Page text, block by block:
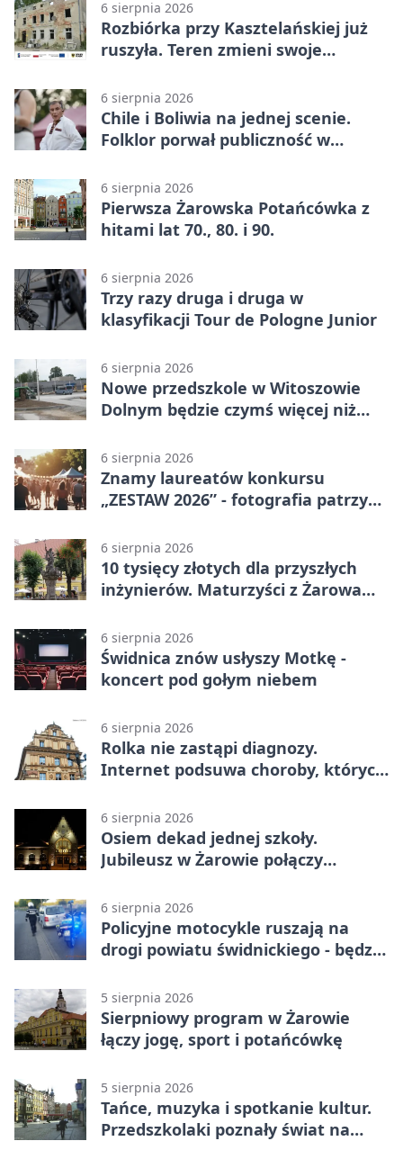
6 sierpnia 2026
Rozbiórka przy Kasztelańskiej już
ruszyła. Teren zmieni swoje
6 sierpnia 2026
Chile i Boliwia na jednej scenie.
Folklor porwał publiczność w
6 sierpnia 2026
Pierwsza Żarowska Potańcówka z
hitami lat 70., 80. i 90.
6 sierpnia 2026
Trzy razy druga i druga w
klasyfikacji Tour de Pologne Junior
6 sierpnia 2026
Nowe przedszkole w Witoszowie
Dolnym będzie czymś więcej niż
6 sierpnia 2026
Znamy laureatów konkursu
„ZESTAW 2026” - fotografia patrzy
6 sierpnia 2026
10 tysięcy złotych dla przyszłych
inżynierów. Maturzyści z Żarowa
6 sierpnia 2026
Świdnica znów usłyszy Motkę -
koncert pod gołym niebem
6 sierpnia 2026
Rolka nie zastąpi diagnozy.
Internet podsuwa choroby, których
6 sierpnia 2026
Osiem dekad jednej szkoły.
Jubileusz w Żarowie połączy
6 sierpnia 2026
Policyjne motocykle ruszają na
drogi powiatu świdnickiego - będzie
5 sierpnia 2026
Sierpniowy program w Żarowie
łączy jogę, sport i potańcówkę
5 sierpnia 2026
Tańce, muzyka i spotkanie kultur.
Przedszkolaki poznały świat na